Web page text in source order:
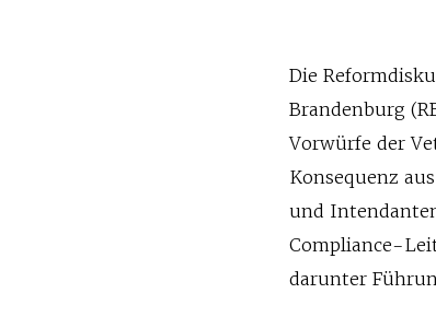
Die
Brandenburg
Vorwürfe der
Konsequenz
und
Compliance-
darunter